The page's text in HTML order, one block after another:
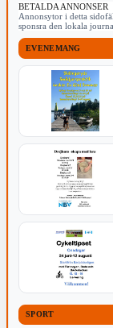
BETALDA ANNONSER
Annonsytor i detta
sponsra den lokala
EVENEMANG
SPORT